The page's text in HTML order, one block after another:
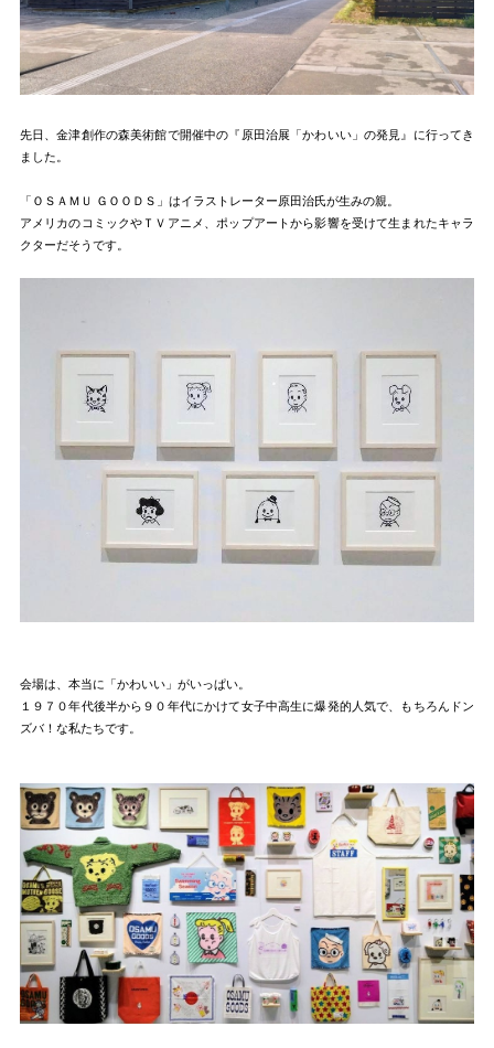
先日、金津創作の森美術館で開催中の『原田治展「かわいい」の発見』に行ってき
ました。
「ＯＳＡＭＵ ＧＯＯＤＳ」はイラストレーター原田治氏が生みの親。
アメリカのコミックやＴＶアニメ、ポップアートから影響を受けて生まれたキャラ
クターだそうです。
会場は、本当に「かわいい」がいっぱい。
１９７０年代後半から９０年代にかけて女子中高生に爆発的人気で、もちろんドン
ズバ！な私たちです。